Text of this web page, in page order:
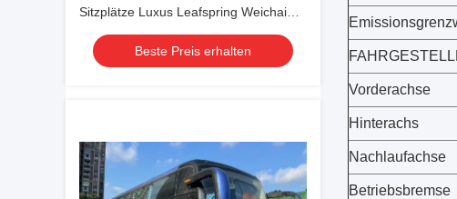
Sitzplätze Luxus Leafspring Weichai
Motor School Tour Intercity Pendlerbus
Beste Preis erhalten
Vorderachse
Hinterachs
Nachlaufachse
Betriebsbremse